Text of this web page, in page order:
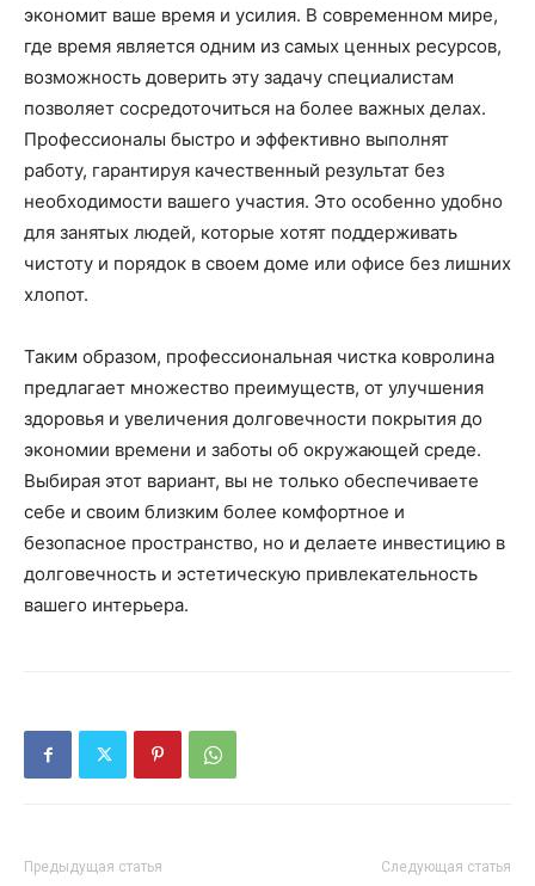
экономит ваше время и усилия. В современном мире,
где время является одним из самых ценных ресурсов,
возможность доверить эту задачу специалистам
позволяет сосредоточиться на более важных делах.
Профессионалы быстро и эффективно выполнят
работу, гарантируя качественный результат без
необходимости вашего участия. Это особенно удобно
для занятых людей, которые хотят поддерживать
чистоту и порядок в своем доме или офисе без лишних
хлопот.
Таким образом, профессиональная чистка ковролина
предлагает множество преимуществ, от улучшения
здоровья и увеличения долговечности покрытия до
экономии времени и заботы об окружающей среде.
Выбирая этот вариант, вы не только обеспечиваете
себе и своим близким более комфортное и
безопасное пространство, но и делаете инвестицию в
долговечность и эстетическую привлекательность
вашего интерьера.
Предыдущая статья Следующая статья